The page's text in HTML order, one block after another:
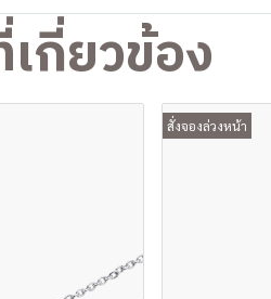
กี่ยวข้อง
สั่งจองล่วงหน้า